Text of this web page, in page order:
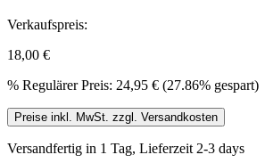
Verkaufspreis:
18,00 €
% Regulärer Preis: 24,95 € (27.86% gespart)
Preise inkl. MwSt. zzgl. Versandkosten
Versandfertig in 1 Tag, Lieferzeit 2-3 days